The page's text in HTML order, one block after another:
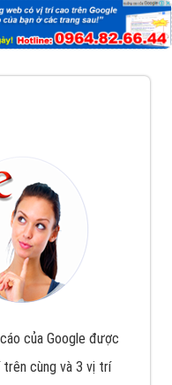
của Google được
cùng và 3 vị trí